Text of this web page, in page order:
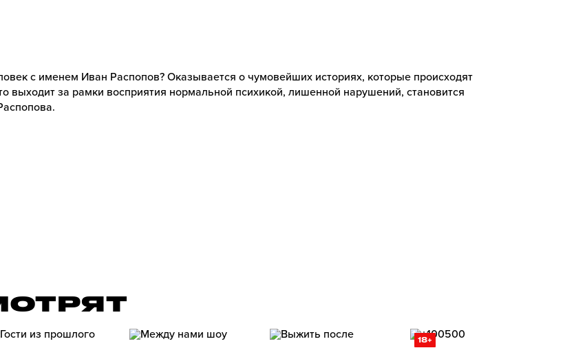
с именем Иван Распопов? Оказывается о чумовейших историях, которые происходят
выходит за рамки восприятия нормальной психикой, лишенной нарушений, становится
18+